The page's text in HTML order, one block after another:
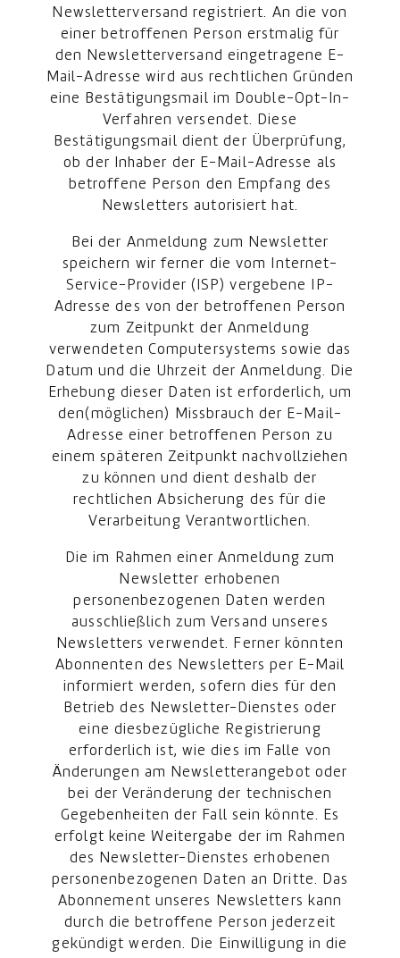
Newsletterversand registriert. An die von
einer betroffenen Person erstmalig für
den Newsletterversand eingetragene E-
Mail-Adresse wird aus rechtlichen Gründen
eine Bestätigungsmail im Double-Opt-In-
Verfahren versendet. Diese
Bestätigungsmail dient der Überprüfung,
ob der Inhaber der E-Mail-Adresse als
betroffene Person den Empfang des
Newsletters autorisiert hat.
Bei der Anmeldung zum Newsletter
speichern wir ferner die vom Internet-
Service-Provider (ISP) vergebene IP-
Adresse des von der betroffenen Person
zum Zeitpunkt der Anmeldung
verwendeten Computersystems sowie das
Datum und die Uhrzeit der Anmeldung. Die
Erhebung dieser Daten ist erforderlich, um
den(möglichen) Missbrauch der E-Mail-
Adresse einer betroffenen Person zu
einem späteren Zeitpunkt nachvollziehen
zu können und dient deshalb der
rechtlichen Absicherung des für die
Verarbeitung Verantwortlichen.
Die im Rahmen einer Anmeldung zum
Newsletter erhobenen
personenbezogenen Daten werden
ausschließlich zum Versand unseres
Newsletters verwendet. Ferner könnten
Abonnenten des Newsletters per E-Mail
informiert werden, sofern dies für den
Betrieb des Newsletter-Dienstes oder
eine diesbezügliche Registrierung
erforderlich ist, wie dies im Falle von
Änderungen am Newsletterangebot oder
bei der Veränderung der technischen
Gegebenheiten der Fall sein könnte. Es
erfolgt keine Weitergabe der im Rahmen
des Newsletter-Dienstes erhobenen
personenbezogenen Daten an Dritte. Das
Abonnement unseres Newsletters kann
durch die betroffene Person jederzeit
gekündigt werden. Die Einwilligung in die